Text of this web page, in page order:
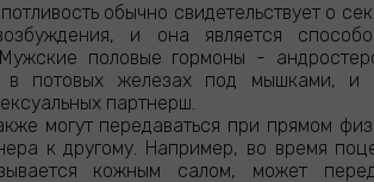
обычно свидетельствует о
и она является
половые гормоны -
в потовых железах под мышками, и
партнерш.
могут передаваться при прямом
к другому. Например, во время
кожным салом, может